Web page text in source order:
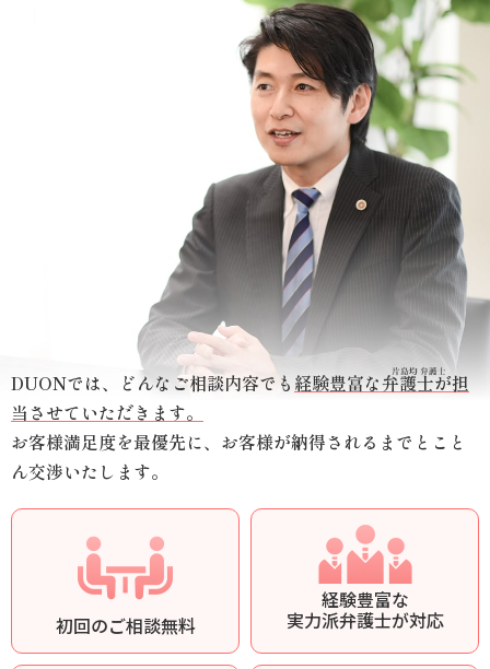
DUONでは、どんなご相談内容でも 経験豊富な弁護士が担
当させていただきます。
お客様満足度を最優先に、お客様が納得されるまでとこと
ん交渉いたします。
初回のご相談無料
経験豊富な
実力派弁護士が対応